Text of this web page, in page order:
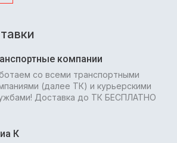
компании
со всеми транспортными
(далее ТК) и курьерскими
Доставка до ТК БЕСПЛАТНО
К